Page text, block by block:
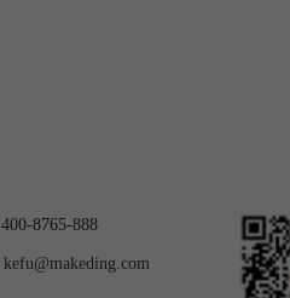
400-8765-888
kefu@makeding.com